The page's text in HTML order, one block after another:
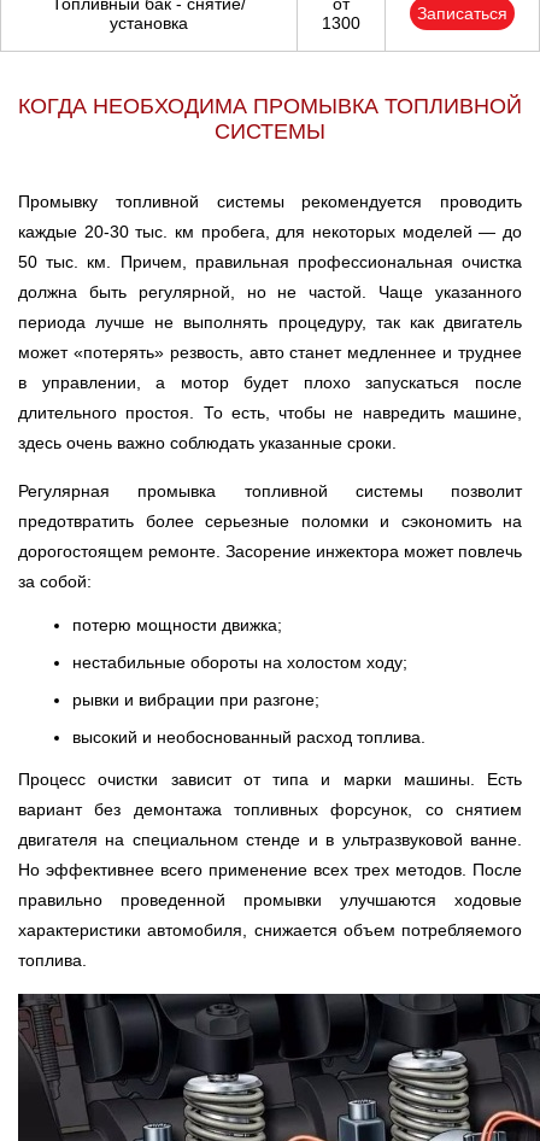
установка
1300
Записаться
КОГДА НЕОБХОДИМА ПРОМЫВКА ТОПЛИВНОЙ
СИСТЕМЫ
Промывку топливной системы рекомендуется проводить
каждые 20-30 тыс. км пробега, для некоторых моделей — до
50 тыс. км. Причем, правильная профессиональная очистка
должна быть регулярной, но не частой. Чаще указанного
периода лучше не выполнять процедуру, так как двигатель
может «потерять» резвость, авто станет медленнее и труднее
в управлении, а мотор будет плохо запускаться после
длительного простоя. То есть, чтобы не навредить машине,
здесь очень важно соблюдать указанные сроки.
Регулярная промывка топливной системы позволит
предотвратить более серьезные поломки и сэкономить на
дорогостоящем ремонте. Засорение инжектора может повлечь
за собой:
потерю мощности движка;
нестабильные обороты на холостом ходу;
рывки и вибрации при разгоне;
высокий и необоснованный расход топлива.
Процесс очистки зависит от типа и марки машины. Есть
вариант без демонтажа топливных форсунок, со снятием
двигателя на специальном стенде и в ультразвуковой ванне.
Но эффективнее всего применение всех трех методов. После
правильно проведенной промывки улучшаются ходовые
характеристики автомобиля, снижается объем потребляемого
топлива.